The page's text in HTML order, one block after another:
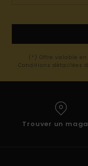
(*) Offre valable
Conditions détaillées
Trouver un